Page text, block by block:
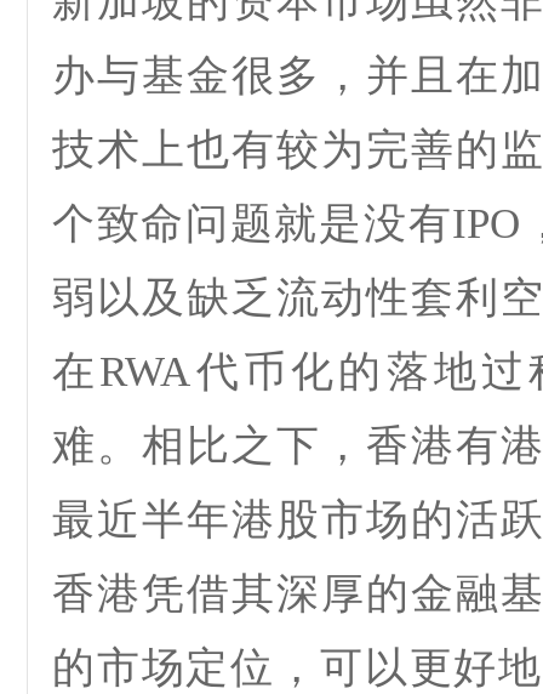
办与基金很多，并且在
技术上也有较为完善的
个致命问题就是没有IPO
弱以及缺乏流动性套利
在RWA代币化的落地
难。相比之下，香港有
最近半年港股市场的活
香港凭借其深厚的金融
的市场定位，可以更好